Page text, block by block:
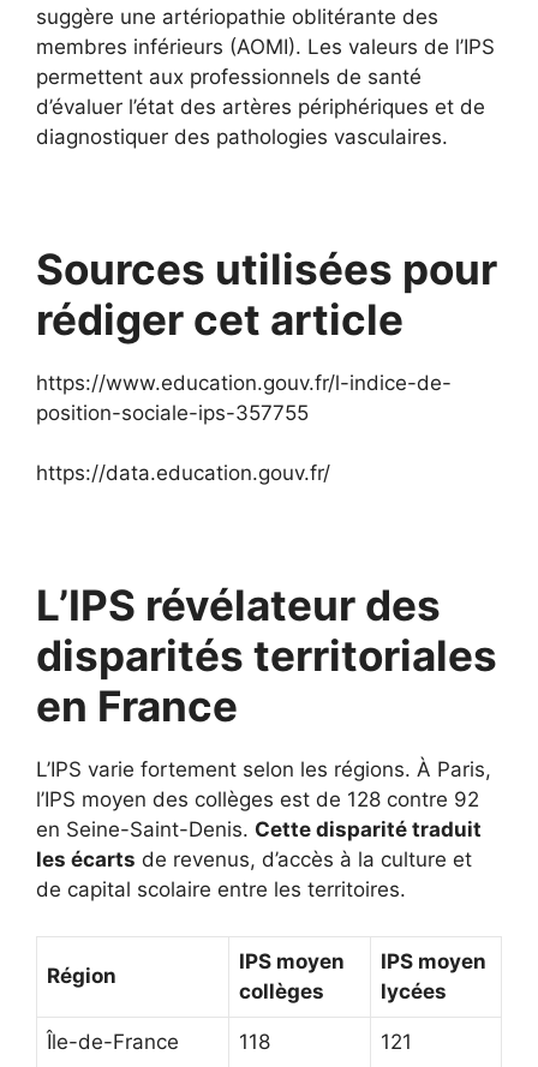
suggère une artériopathie oblitérante des
membres inférieurs (AOMI). Les valeurs de l’IPS
permettent aux professionnels de santé
d’évaluer l’état des artères périphériques et de
diagnostiquer des pathologies vasculaires.
Sources utilisées pour
rédiger cet article
https://www.education.gouv.fr/l-indice-de-
position-sociale-ips-357755
https://data.education.gouv.fr/
L’IPS révélateur des
disparités territoriales
en France
L’IPS varie fortement selon les régions. À Paris,
l’IPS moyen des collèges est de 128 contre 92
en Seine-Saint-Denis. Cette disparité traduit
les écarts de revenus, d’accès à la culture et
de capital scolaire entre les territoires.
Région
IPS moyen
collèges
IPS moyen
lycées
Île-de-France 118 121